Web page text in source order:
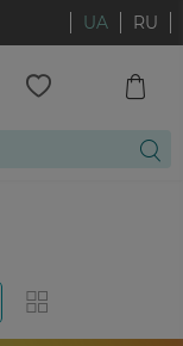
UA RU